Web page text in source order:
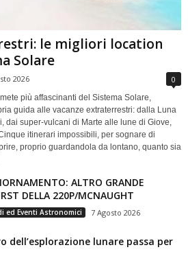
le migliori location
Solare
2026 0
più affascinanti del Sistema Solare,
guida alle vacanze extraterrestri: dalla Luna
dai super-vulcani di Marte alle lune di Giove,
itinerari impossibili, per sognare di
proprio guardandola da lontano, quanto sia
ALTRO GRANDE
DELLA 220P/MCNAUGHT
ed Eventi Astronomici 7 Agosto 2026
dell’esplorazione lunare passa per